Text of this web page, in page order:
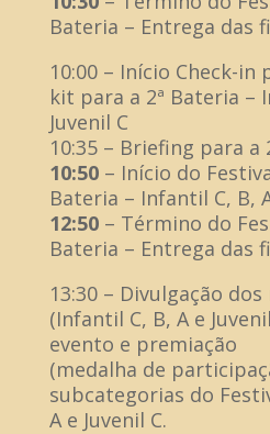
Bateria – Entrega das
10:00 – Início Check-
kit para a 2ª Bateria –
Juvenil C
10:35 – Briefing para a
10:50– Início do
Bateria – Infantil C, B,
12:50– Término do
Bateria – Entrega das
13:30 – Divulgação
(Infantil C, B, A e
evento e premiação
(medalha de
subcategorias do
A e Juvenil C.